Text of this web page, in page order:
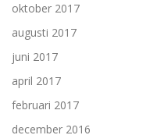
oktober 2017
augusti 2017
juni 2017
april 2017
februari 2017
december 2016